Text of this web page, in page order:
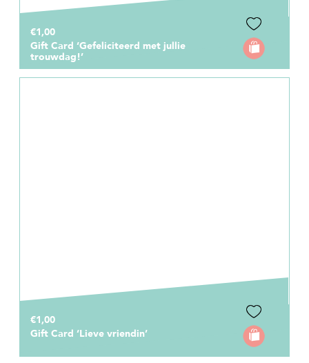
€1,00
Gift Card ‘Gefeliciteerd met jullie
trouwdag!’
€1,00
Gift Card ‘Lieve vriendin’